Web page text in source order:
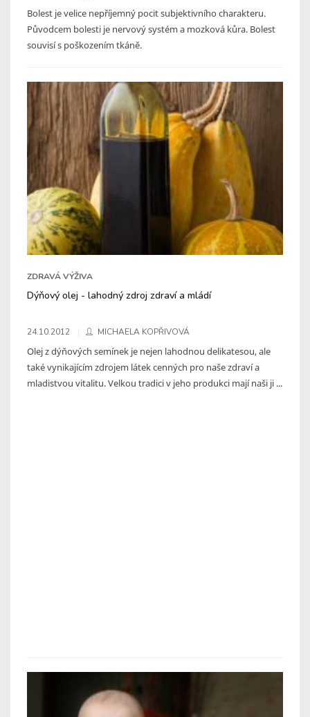
Bolest je velice nepříjemný pocit subjektivního charakteru.
Původcem bolesti je nervový systém a mozková kůra. Bolest
souvisí s poškozením tkáně.
ZDRAVÁ VÝŽIVA
Dýňový olej - lahodný zdroj zdraví a mládí
24.10.2012 MICHAELA KOPŘIVOVÁ
Olej z dýňových semínek je nejen lahodnou delikatesou, ale
také vynikajícím zdrojem látek cenných pro naše zdraví a
mladistvou vitalitu. Velkou tradici v jeho produkci mají naši ji ...